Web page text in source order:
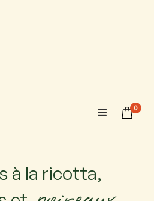
0
avec 1 accompagnateur chacun.
à la ricotta,